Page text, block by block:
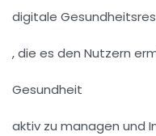
digitale
, die es den Nutzern
Gesundheit
aktiv zu managen und